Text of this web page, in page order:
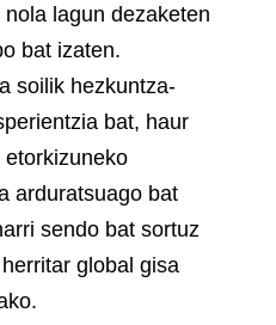
lagun dezaketen
bat izaten.
soilik hezkuntza-
bat, haur
arduratsuago bat
sendo bat sortuz
global gisa